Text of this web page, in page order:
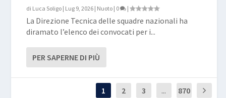
di Luca Soligo | Lug 9, 2026 | Nuoto | 0 |
La Direzione Tecnica delle squadre nazionali ha
diramato l’elenco dei convocati per i...
PER SAPERNE DI PIÙ
1 2 3 ... 870